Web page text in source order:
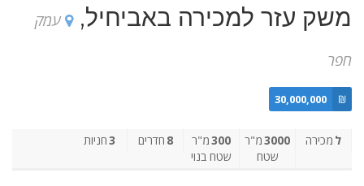
משק עזר למכירה באביחיל, עמק
חפר
₪
30,000,000
ל מכירה 3000מ"ר
שטח
300מ"ר
שטח בנוי
8 חדרים 3חניות